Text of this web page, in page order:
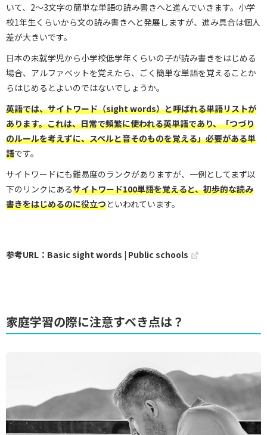
いて、2～3文字の簡単な単語の読み書きへと進んでいきます。小学
校1年生くらいから文の読み書きへと発展しますが、進み具合は個人
差が大きいです。
日本の未就学児から小学校低学年くらいの子が読み書きをはじめる
場合、アルファベットを覚えたら、ごく簡単な単語を覚えることか
らはじめるとよいのではないでしょうか。
英語では、サイトワード（sight words）と呼ばれる単語リストが
あります。これは、日常で頻繁に使われる英単語であり、「つづり
のルールを考えずに、スペルと音そのものを覚える」必要がある単
語です。
サイトワードにも難易度のランクがありますが、一例としてまず以
下のリンクにあるサイトワード100単語を覚えると、初歩的な読み
書きをはじめるのに役立つといわれています。
参考URL：Basic sight words | Public schools
家庭学習の際に注意すべき点は？